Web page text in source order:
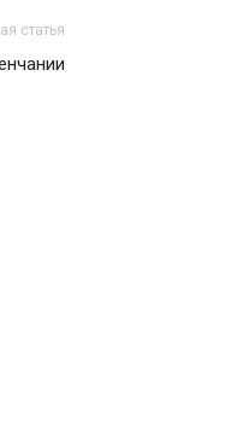
статья